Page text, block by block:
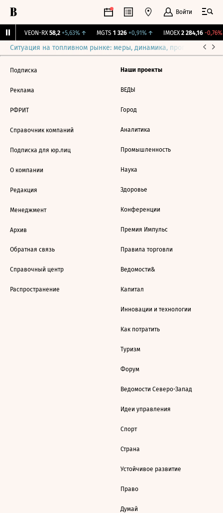
Войти
VEON-RX 58,2 +5,63%↑ MGTS 1 326 +0,91%↑ IMOEX 2 284,16 -0,76%
Ситуация на топливном рынке: меры, динамика, прогнозы
Подписка
Реклама
РФРИТ
Справочник компаний
Подписка для юр.лиц
О компании
Редакция
Менеджмент
Архив
Обратная связь
Справочный центр
Распространение
Наши проекты
ВЕДЫ
Город
Аналитика
Промышленность
Наука
Здоровье
Конференции
Премия Импульс
Правила торговли
Ведомости&
Капитал
Инновации и технологии
Как потратить
Туризм
Форум
Ведомости Северо-Запад
Идеи управления
Спорт
Страна
Устойчивое развитие
Право
Думай